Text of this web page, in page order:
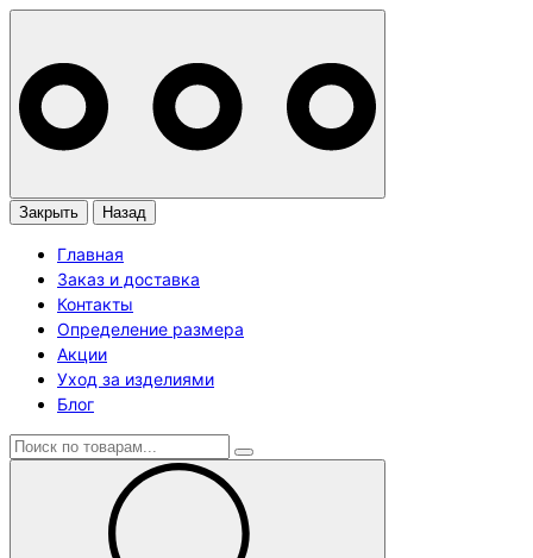
Закрыть Назад
Главная
Заказ и доставка
Контакты
Определение размера
Акции
Уход за изделиями
Блог